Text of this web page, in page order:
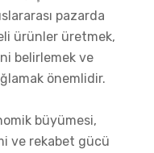
pazarda
ürünler üretmek,
belirlemek ve
önemlidir.
büyümesi,
ve rekabet gücü